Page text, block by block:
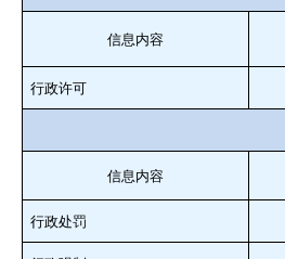
信息内容
行政许可
信息内容
行政处罚